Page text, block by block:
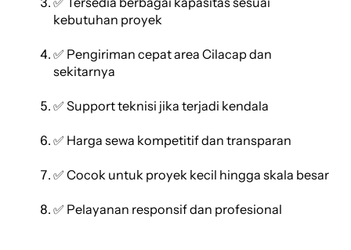
kebutuhan proyek
✅ Pengiriman cepat area Cilacap dan
sekitarnya
✅ Support teknisi jika terjadi kendala
✅ Harga sewa kompetitif dan transparan
✅ Cocok untuk proyek kecil hingga skala besar
✅ Pelayanan responsif dan profesional